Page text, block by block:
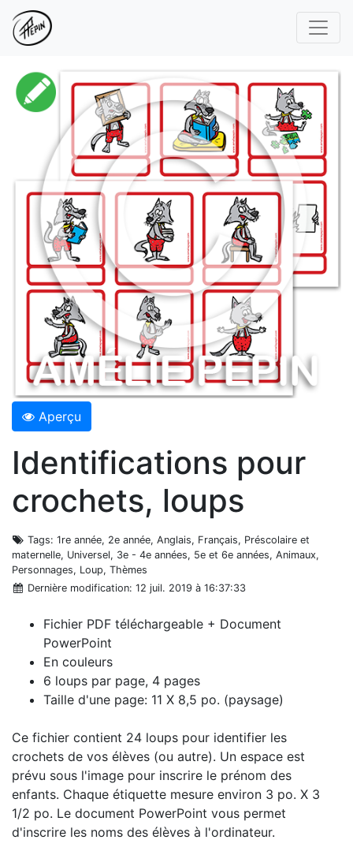
Aperçu
Identifications pour
crochets, loups
Tags: 1re année, 2e année, Anglais, Français, Préscolaire et
maternelle, Universel, 3e - 4e années, 5e et 6e années, Animaux,
Personnages, Loup, Thèmes
Dernière modification: 12 juil. 2019 à 16:37:33
Fichier PDF téléchargeable + Document
PowerPoint
En couleurs
6 loups par page, 4 pages
Taille d'une page: 11 X 8,5 po. (paysage)
Ce fichier contient 24 loups pour identifier les
crochets de vos élèves (ou autre). Un espace est
prévu sous l'image pour inscrire le prénom des
enfants. Chaque étiquette mesure environ 3 po. X 3
1/2 po. Le document PowerPoint vous permet
d'inscrire les noms des élèves à l'ordinateur.